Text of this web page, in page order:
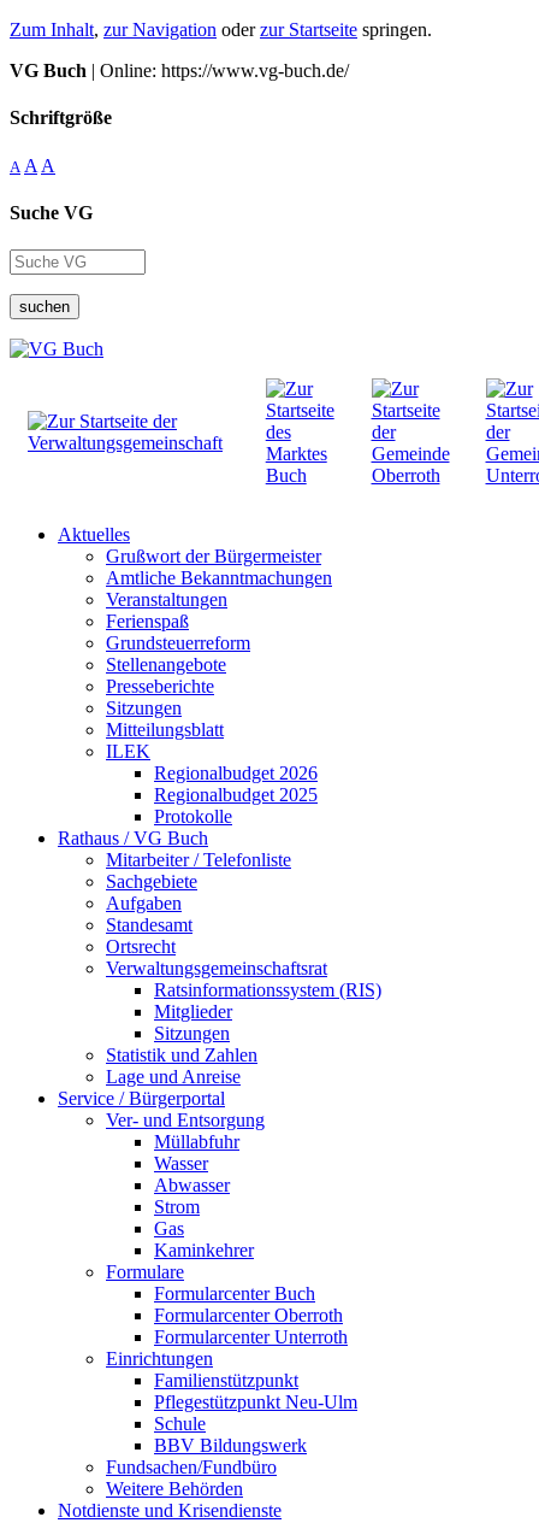
Zum Inhalt, zur Navigation oderzur Startseite springen.
VG Buch | Online: https://www.vg-buch.de/
Schriftgröße
A A A
Suche VG
suchen
Aktuelles
Grußwort der Bürgermeister
Amtliche Bekanntmachungen
Veranstaltungen
Ferienspaß
Grundsteuerreform
Stellenangebote
Presseberichte
Sitzungen
Mitteilungsblatt
ILEK
Regionalbudget 2026
Regionalbudget 2025
Protokolle
Rathaus / VG Buch
Mitarbeiter / Telefonliste
Sachgebiete
Aufgaben
Standesamt
Ortsrecht
Verwaltungsgemeinschaftsrat
Ratsinformationssystem (RIS)
Mitglieder
Sitzungen
Statistik und Zahlen
Lage und Anreise
Service / Bürgerportal
Ver- und Entsorgung
Müllabfuhr
Wasser
Abwasser
Strom
Gas
Kaminkehrer
Formulare
Formularcenter Buch
Formularcenter Oberroth
Formularcenter Unterroth
Einrichtungen
Familienstützpunkt
Pflegestützpunkt Neu-Ulm
Schule
BBV Bildungswerk
Fundsachen/Fundbüro
Weitere Behörden
Notdienste und Krisendienste